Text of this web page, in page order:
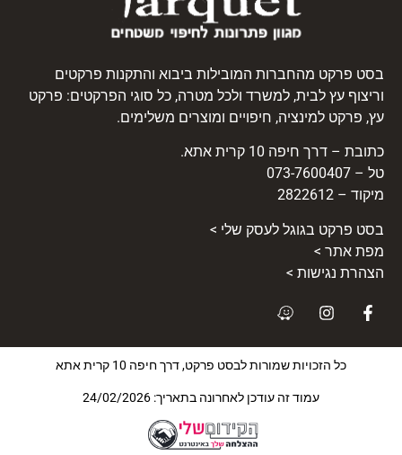
בסט פרקט מהחברות המובילות ביבוא והתקנות פרקטים
וריצוף עץ לבית, למשרד ולכל מטרה, כל סוגי הפרקטים: פרקט
עץ, פרקט למינציה, חיפויים ומוצרים משלימים.
כתובת – דרך חיפה 10 קרית אתא.
טל – 073-7600407
מיקוד – 2822612
בסט פרקט בגוגל לעסק שלי >
מפת אתר >
הצהרת נגישות >
כל הזכויות שמורות לבסט פרקט, דרך חיפה 10 קרית אתא
עמוד זה עודכן לאחרונה בתאריך: 24/02/2026